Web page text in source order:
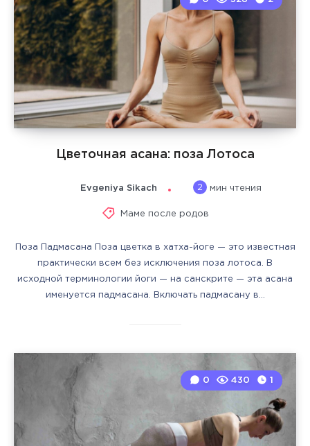
Цветочная асана: поза Лотоса
Evgeniya Sikach 2 мин чтения
Маме после родов
Поза Падмасана Поза цветка в хатха-йоге — это известная
практически всем без исключения поза лотоса. В
исходной терминологии йоги — на санскрите — эта асана
именуется падмасана. Включать падмасану в…
0 430 1